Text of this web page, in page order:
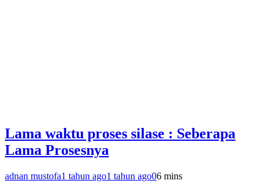
Lama waktu proses silase : Seberapa
Lama Prosesnya
adnan mustofa1 tahun ago1 tahun ago06 mins